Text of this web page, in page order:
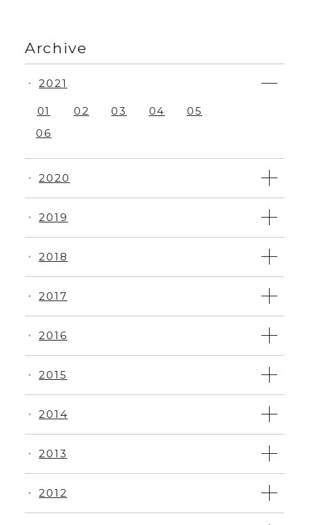
Archive
・ 2012
・ 2013
・ 2014
・ 2015
・ 2016
・ 2017
・ 2018
・ 2019
・ 2020
・ 2021
01 02 03 04
05
06